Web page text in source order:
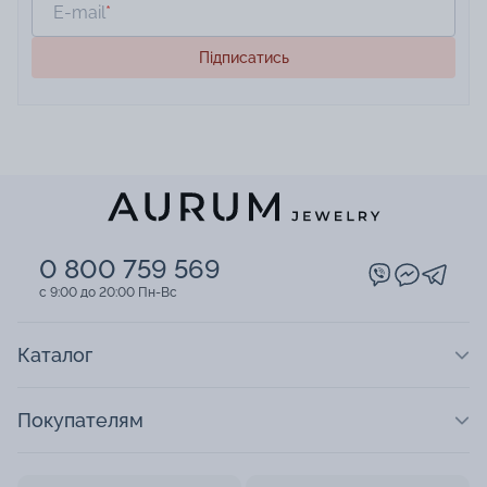
E-mail*
Підписатись
0 800 759 569
c 9:00 до 20:00 Пн-Вс
Каталог
Покупателям